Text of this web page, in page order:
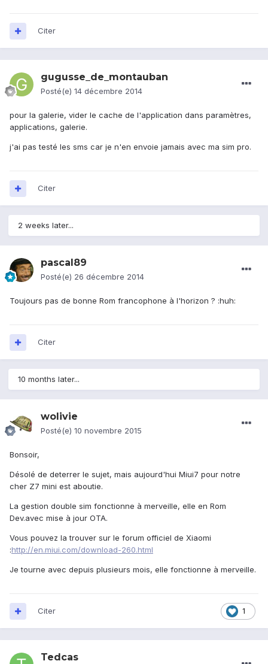
Citer
gugusse_de_montauban
Posté(e) 14 décembre 2014
pour la galerie, vider le cache de l'application dans paramètres,
applications, galerie.
j'ai pas testé les sms car je n'en envoie jamais avec ma sim pro.
Citer
2 weeks later...
pascal89
Posté(e) 26 décembre 2014
Toujours pas de bonne Rom francophone à l'horizon ? :huh:
Citer
10 months later...
wolivie
Posté(e) 10 novembre 2015
Bonsoir,
Désolé de deterrer le sujet, mais aujourd'hui Miui7 pour notre
cher Z7 mini est aboutie.
La gestion double sim fonctionne à merveille, elle en Rom
Dev.avec mise à jour OTA.
Vous pouvez la trouver sur le forum officiel de Xiaomi
:http://en.miui.com/download-260.html
Je tourne avec depuis plusieurs mois, elle fonctionne à merveille.
1
Citer
Tedcas